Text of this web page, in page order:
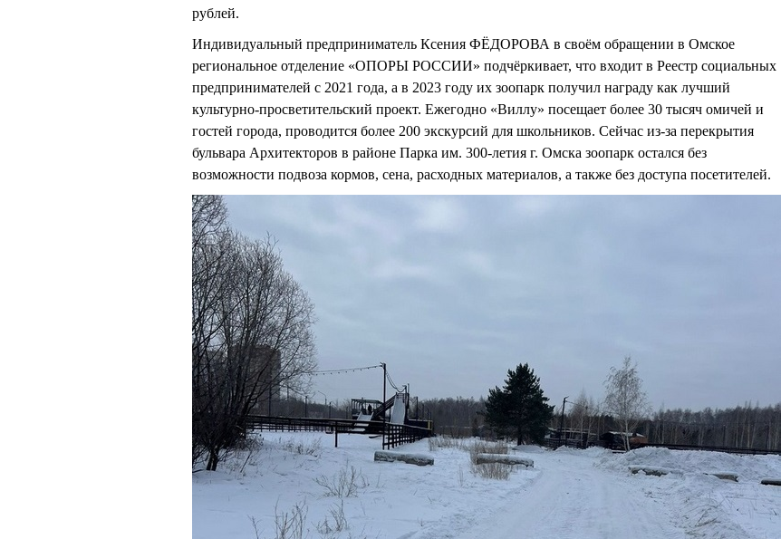
рублей.
Индивидуальный предприниматель Ксения ФЁДОРОВА в своём обращении в Омское
региональное отделение «ОПОРЫ РОССИИ» подчёркивает, что входит в Реестр социальных
предпринимателей с 2021 года, а в 2023 году их зоопарк получил награду как лучший
культурно-просветительский проект. Ежегодно «Виллу» посещает более 30 тысяч омичей и
гостей города, проводится более 200 экскурсий для школьников. Сейчас из-за перекрытия
бульвара Архитекторов в районе Парка им. 300-летия г. Омска зоопарк остался без
возможности подвоза кормов, сена, расходных материалов, а также без доступа посетителей.